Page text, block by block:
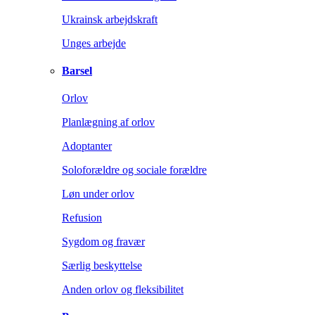
Ukrainsk arbejdskraft
Unges arbejde
Barsel
Orlov
Planlægning af orlov
Adoptanter
Soloforældre og sociale forældre
Løn under orlov
Refusion
Sygdom og fravær
Særlig beskyttelse
Anden orlov og fleksibilitet